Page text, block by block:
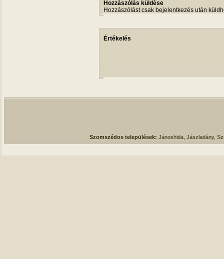
Hozzászólás küldése
Hozzászólást csak bejelentkezés után
Értékelés
Szomszédos települések: Jánoshida, Jászladány,